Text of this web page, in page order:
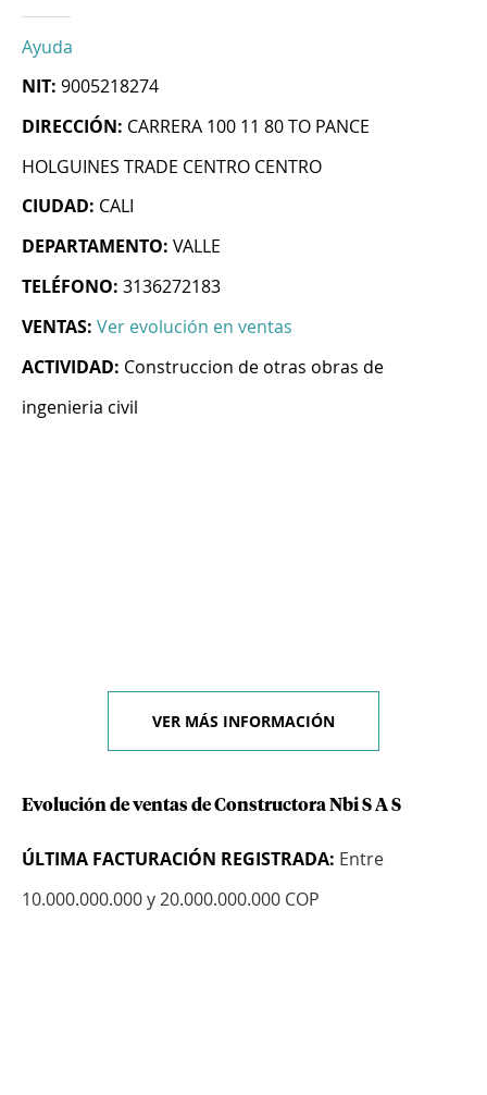
Ayuda
NIT: 9005218274
DIRECCIÓN: CARRERA 100 11 80 TO PANCE
HOLGUINES TRADE CENTRO CENTRO
CIUDAD: CALI
DEPARTAMENTO: VALLE
TELÉFONO: 3136272183
VENTAS: Ver evolución en ventas
ACTIVIDAD: Construccion de otras obras de
ingenieria civil
VER MÁS INFORMACIÓN
Evolución de ventas de Constructora Nbi S A S
ÚLTIMA FACTURACIÓN REGISTRADA: Entre
10.000.000.000 y 20.000.000.000 COP